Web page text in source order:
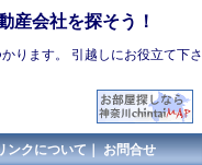
産会社を探そう！
ります。 引越しにお役立て下さ
ンクについて｜お問合せ